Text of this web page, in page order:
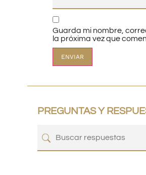
Guarda mi nombre,
la próxima vez que
PREGUNTAS Y